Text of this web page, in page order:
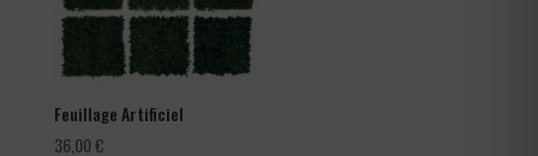
Feuillage Artificiel
36,00€